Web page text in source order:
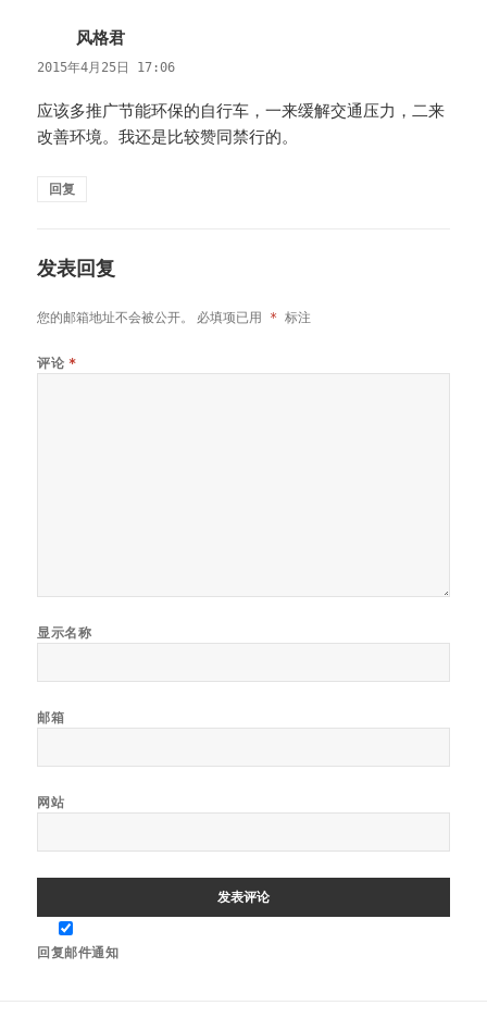
风格君
道：
2015年4月25日 17:06
应该多推广节能环保的自行车，一来缓解交通压力，二来
改善环境。我还是比较赞同禁行的。
回复
发表回复
您的邮箱地址不会被公开。 必填项已用 * 标注
评论 *
显示名称
邮箱
网站
回复邮件通知